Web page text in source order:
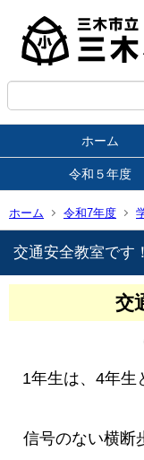
ホーム
令和５年度
ホーム 令和7年度
交通安全教室です！
交
1年生は、4年生
信号のない横断